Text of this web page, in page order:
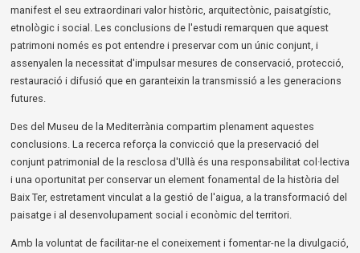
manifest el seu extraordinari valor històric, arquitectònic, paisatgístic,
etnològic i social. Les conclusions de l'estudi remarquen que aquest
patrimoni només es pot entendre i preservar com un únic conjunt, i
assenyalen la necessitat d'impulsar mesures de conservació, protecció,
restauració i difusió que en garanteixin la transmissió a les generacions
futures.
Des del Museu de la Mediterrània compartim plenament aquestes
conclusions. La recerca reforça la convicció que la preservació del
conjunt patrimonial de la resclosa d'Ullà és una responsabilitat col·lectiva
i una oportunitat per conservar un element fonamental de la història del
Baix Ter, estretament vinculat a la gestió de l'aigua, a la transformació del
paisatge i al desenvolupament social i econòmic del territori.
Amb la voluntat de facilitar-ne el coneixement i fomentar-ne la divulgació,